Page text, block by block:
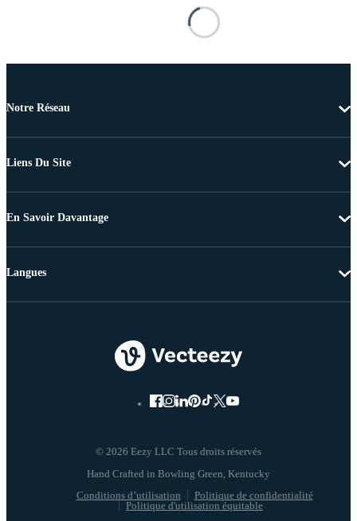
Notre Réseau
Liens Du Site
En Savoir Davantage
© 2026 Eezy LLC Tous droits réservés
Conditions d’utilisation
Politique de confidentialité
Politique d'utilisation équitable
Langues